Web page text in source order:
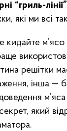
“гриль-лінії”
які ми всі
кидайте м’ясо
решітки
інша —
м’яса
який